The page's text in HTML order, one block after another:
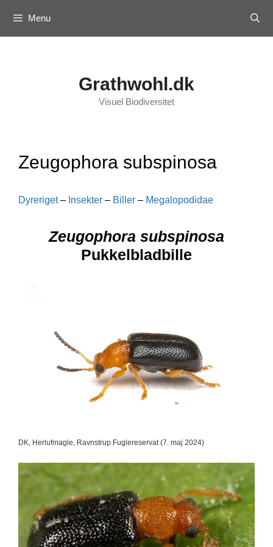
content
Menu
Grathwohl.dk
Visuel Biodiversitet
Zeugophora subspinosa
Dyreriget– Insekter – Biller – Megalopodidae
Zeugophora subspinosa
Pukkelbladbille
DK, Herlufmagle, Ravnstrup Fuglereservat (7. maj 2024)